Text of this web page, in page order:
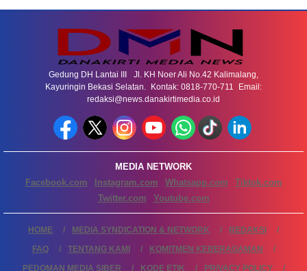
Gedung DH Lantai III Jl. KH Noer Ali No.42 Kalimalang,
Kayuringin Bekasi Selatan. Kontak: 0818-770-711 Email:
redaksi@news.danakirtimedia.co.id
MEDIA NETWORK
Facebook.com
Instagram.com Whatsapp.com
Tiktok.com
Twitter.com
Youtube.com
HOME MEDIA SYNDICATION & NETWORK
REDAKSI
FAQ
TENTANG KAMI
KOMITMEN KEBERAGAMAN
PEDOMAN MEDIA SIBER
KODE ETIK
PRIVACY POLICY